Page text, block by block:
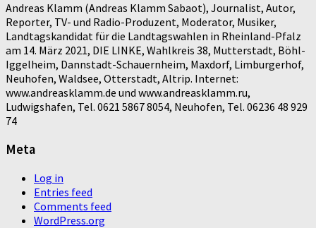
Andreas Klamm (Andreas Klamm Sabaot), Journalist, Autor,
Reporter, TV- und Radio-Produzent, Moderator, Musiker,
Landtagskandidat für die Landtagswahlen in Rheinland-Pfalz
am 14. März 2021, DIE LINKE, Wahlkreis 38, Mutterstadt, Böhl-
Iggelheim, Dannstadt-Schauernheim, Maxdorf, Limburgerhof,
Neuhofen, Waldsee, Otterstadt, Altrip. Internet:
www.andreasklamm.de und www.andreasklamm.ru,
Ludwigshafen, Tel. 0621 5867 8054, Neuhofen, Tel. 06236 48 929
74
Meta
Log in
Entries feed
Comments feed
WordPress.org